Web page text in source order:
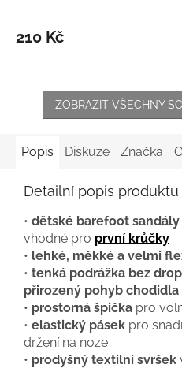
210 Kč
ZOBRAZIT VŠECHNY
Popis Diskuze Značka
Detailní popis produktu
• dětské barefoot
vhodné pro první krůčky
• lehké, měkké a velmi
• tenká podrážka bez
přirozený pohyb chodidla
• prostorná špička pro
• elastický pásek pro
držení na noze
• prodyšný textilní svršek